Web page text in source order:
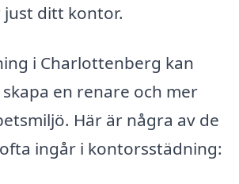
ditt kontor.
i Charlottenberg kan
en renare och mer
Här är några av de
ingår i kontorsstädning: